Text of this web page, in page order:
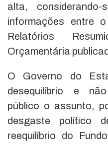
alta,
informações entre
Relatórios
Orçamentária
O Governo do
desequilíbrio e
público o assunto,
desgaste político
reequilíbrio do